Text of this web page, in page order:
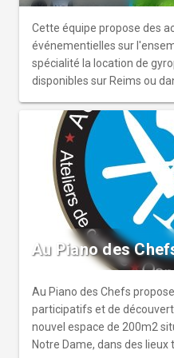
Cette équipe propose des
événementielles sur
spécialité la location de
disponibles sur Reims ou
Au Piano des
Au Piano des Chefs
participatifs et de
nouvel espace de 200m2
Notre Dame, dans des lieux